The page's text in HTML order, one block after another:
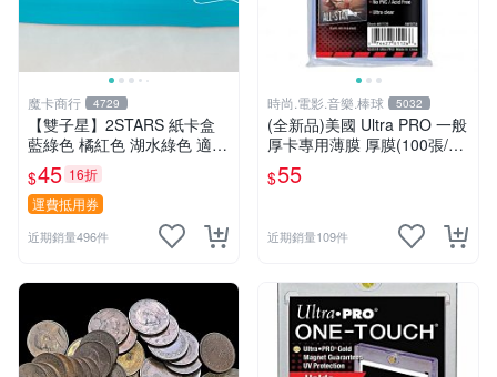
魔卡商行 4729
【雙子星】2STARS 紙卡盒
藍綠色 橘紅色 湖水綠色 適用
集換式卡牌 中華職棒球員卡
白條 長條 NBA MLB BBM CP
BL 球員卡
$45 16折
運費抵用券
近期銷量496件
時尚.電影.音樂.棒球 5032
(全新品)美國 Ultra PRO 一般
厚卡專用薄膜 厚膜(100張/包)
缺貨中,上次到貨日期:2023/9/
7已再到貨
$55
近期銷量109件